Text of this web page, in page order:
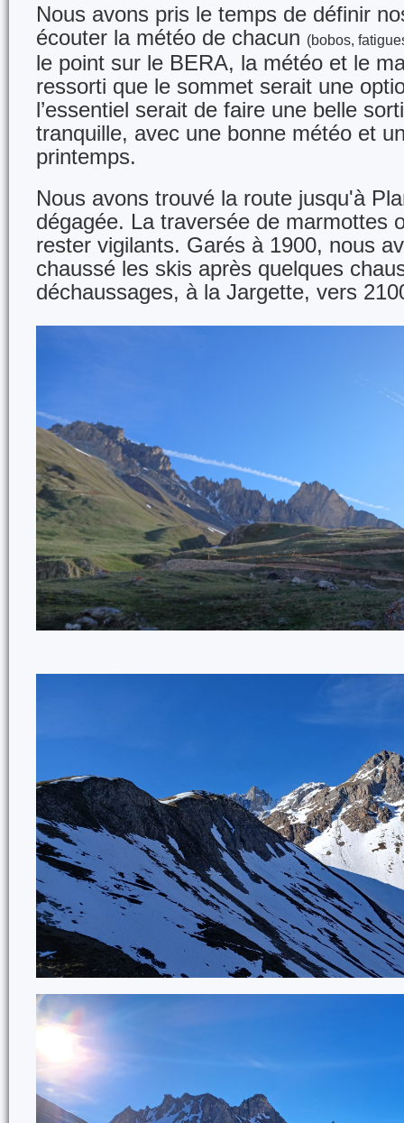
Nous avons pris le temps de définir
écouter la météo de chacun (bobos,
le point sur le BERA, la météo et le
ressorti que le sommet serait une
l’essentiel serait de faire une belle
tranquille, avec une bonne météo et
printemps.
Nous avons trouvé la route jusqu'à
dégagée. La traversée de marmottes
rester vigilants. Garés à 1900, nous
chaussé les skis après quelques
déchaussages, à la Jargette, vers